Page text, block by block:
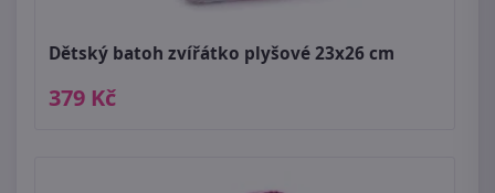
Dětský batoh zvířátko plyšové 23x26 cm
379 Kč